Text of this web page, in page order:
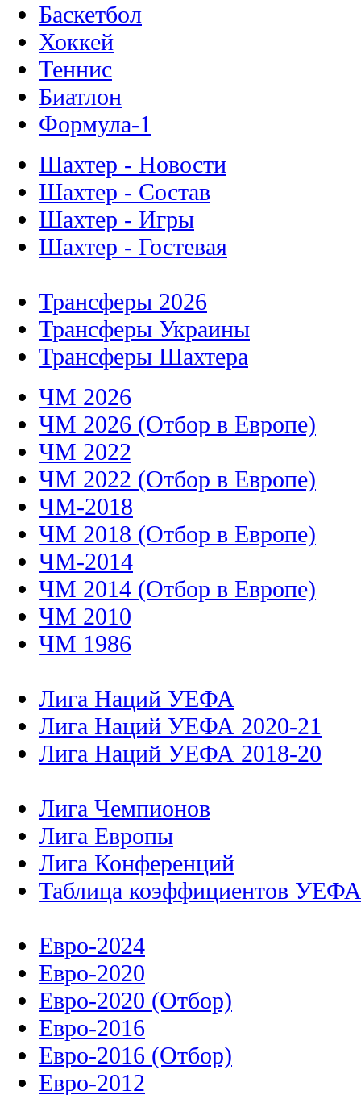
Баскетбол
Хоккей
Теннис
Биатлон
Формула-1
Шахтер - Новости
Шахтер - Состав
Шахтер - Игры
Шахтер - Гостевая
Трансферы 2026
Трансферы Украины
Трансферы Шахтера
ЧМ 2026
ЧМ 2026 (Отбор в Европе)
ЧМ 2022
ЧМ 2022 (Отбор в Европе)
ЧМ-2018
ЧМ 2018 (Отбор в Европе)
ЧМ-2014
ЧМ 2014 (Отбор в Европе)
ЧМ 2010
ЧМ 1986
Лига Наций УЕФА
Лига Наций УЕФА 2020-21
Лига Наций УЕФА 2018-20
Лига Чемпионов
Лига Европы
Лига Конференций
Таблица коэффициентов УЕФА
Евро-2024
Евро-2020
Евро-2020 (Отбор)
Евро-2016
Евро-2016 (Отбор)
Евро-2012